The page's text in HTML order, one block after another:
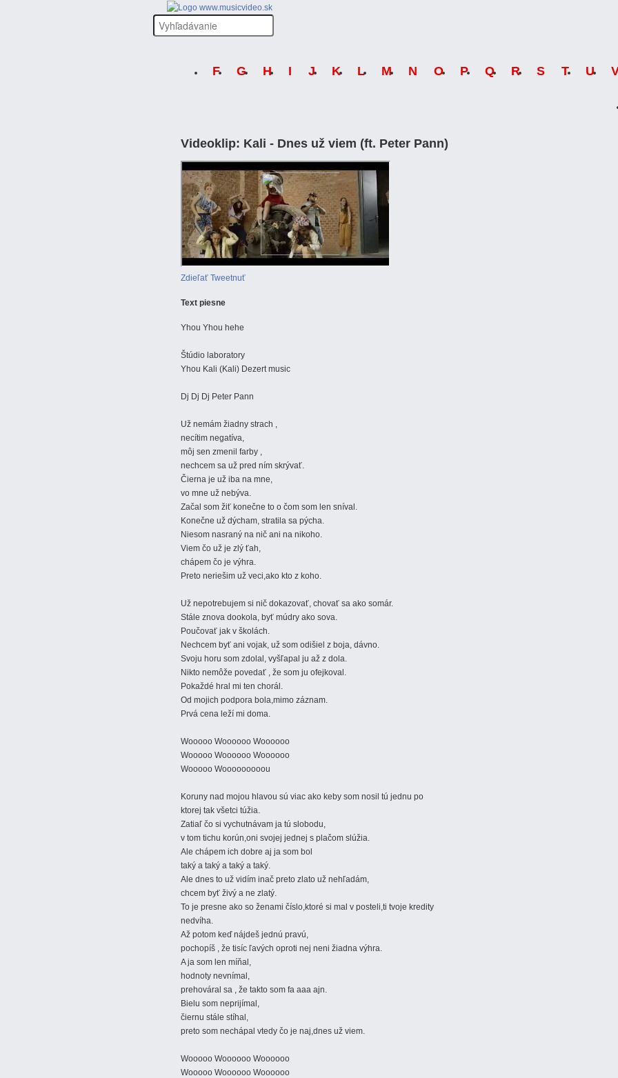
U
P Q R S T
K L M N O
F G H I J
Videoklip: Kali - Dnes už viem (ft. Peter Pann)
Zdieľať Tweetnuť
Text piesne
Yhou Yhou hehe
Štúdio laboratory
Yhou Kali (Kali) Dezert music
Dj Dj Dj Peter Pann
Už nemám žiadny strach ,
necítim negatíva,
môj sen zmenil farby ,
nechcem sa už pred ním skrývať.
Čierna je už iba na mne,
vo mne už nebýva.
Začal som žiť konečne to o čom som len sníval.
Konečne už dýcham, stratila sa pýcha.
Niesom nasraný na nič ani na nikoho.
Viem čo už je zlý ťah,
chápem čo je výhra.
Preto neriešim už veci,ako kto z koho.
Už nepotrebujem si nič dokazovať, chovať sa ako somár.
Stále znova dookola, byť múdry ako sova.
Poučovať jak v školách.
Nechcem byť ani vojak, už som odišiel z boja, dávno.
Svoju horu som zdolal, vyšľapal ju až z dola.
Nikto nemôže povedať , že som ju ofejkoval.
Pokaždé hral mi ten chorál.
Od mojich podpora bola,mimo záznam.
Prvá cena leží mi doma.
Wooooo Woooooo Woooooo
Wooooo Woooooo Woooooo
Wooooo Wooooooooou
Koruny nad mojou hlavou sú viac ako keby som nosil tú jednu po
ktorej tak všetci túžia.
Zatiaľ čo si vychutnávam ja tú slobodu,
v tom tichu korún,oni svojej jednej s plačom slúžia.
Ale chápem ich dobre aj ja som bol
taký a taký a taký a taký.
Ale dnes to už vidím inač preto zlato už nehľadám,
chcem byť živý a ne zlatý.
To je presne ako so ženami číslo,ktoré si mal v posteli,ti tvoje kredity
nedvíha.
Až potom keď nájdeš jednú pravú,
pochopíš , že tisíc ľavých oproti nej neni žiadna výhra.
A ja som len míňal,
hodnoty nevnímal,
prehováral sa , že takto som fa aaa ajn.
Bielu som neprijímal,
čiernu stále stíhal,
preto som nechápal vtedy čo je naj,dnes už viem.
Wooooo Woooooo Woooooo
Wooooo Woooooo Woooooo